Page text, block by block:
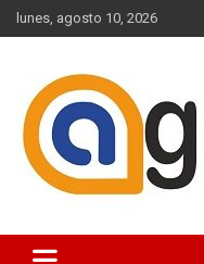
Saltar
al
lunes, agosto 10, 2026
Agenda